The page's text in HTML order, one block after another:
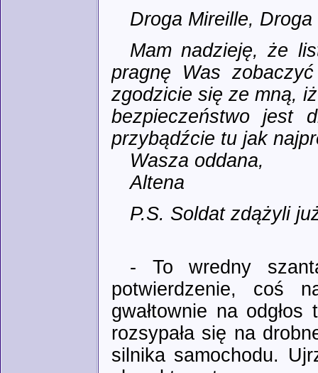
Droga Mireille, Droga
Mam nadzieję, że
pragnę Was
zgodzicie się ze mną,
bezpieczeństwo jest
przybądźcie tu jak
Wasza oddana,
Altena
P.S. Soldat zdążyli
- To wredny
potwierdzenie, coś
gwałtownie na
rozsypała się na
silnika samochodu.